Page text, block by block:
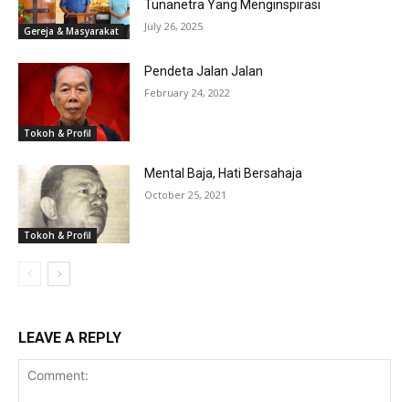
Gereja & Masyarakat
Tunanetra Yang Menginspirasi
July 26, 2025
Tokoh & Profil
Pendeta Jalan Jalan
February 24, 2022
Tokoh & Profil
Mental Baja, Hati Bersahaja
October 25, 2021
LEAVE A REPLY